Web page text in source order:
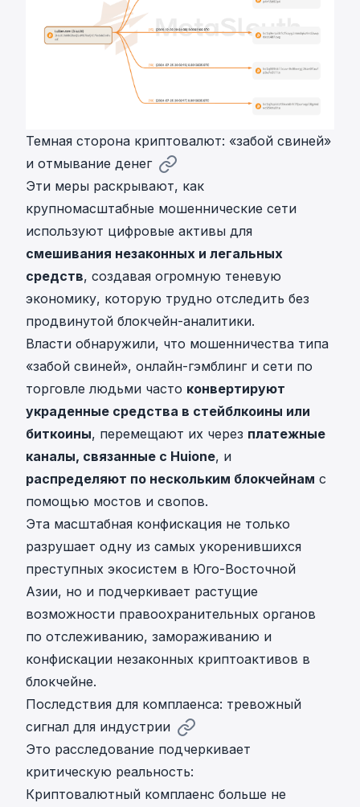
Темная сторона криптовалют: «забой свиней»
и отмывание денег
Эти меры раскрывают, как
крупномасштабные мошеннические сети
используют цифровые активы для
смешивания незаконных и легальных
средств, создавая огромную теневую
экономику, которую трудно отследить без
продвинутой блокчейн-аналитики.
Власти обнаружили, что мошенничества типа
«забой свиней», онлайн-гэмблинг и сети по
торговле людьми часто конвертируют
украденные средства в стейблкоины или
биткоины, перемещают их через платежные
каналы, связанные с Huione, и
распределяют по нескольким блокчейнам с
помощью мостов и свопов.
Эта масштабная конфискация не только
разрушает одну из самых укоренившихся
преступных экосистем в Юго-Восточной
Азии, но и подчеркивает растущие
возможности правоохранительных органов
по отслеживанию, замораживанию и
конфискации незаконных криптоактивов в
блокчейне.
Последствия для комплаенса: тревожный
сигнал для индустрии
Это расследование подчеркивает
критическую реальность:
Криптовалютный комплаенс больше не